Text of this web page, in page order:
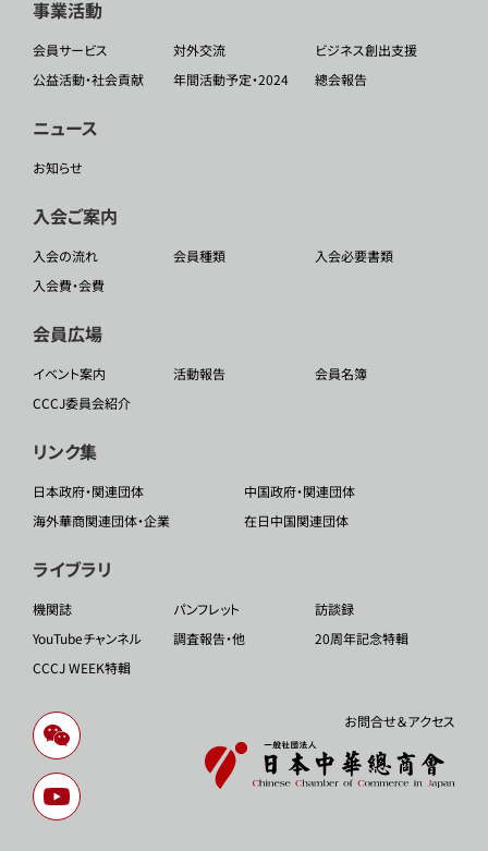
事業活動
会員サービス 対外交流
ビジネス創出支援
公益活動・社会貢献
年間活動予定・2024 總会報告
ニュース
お知らせ
入会ご案内
入会の流れ 会員種類
入会必要書類
入会費・会費
会員広場
イベント案内 活動報告
会員名簿
CCCJ委員会紹介
リンク集
日本政府・関連団体
中国政府・関連団体
海外華商関連団体・企業
在日中国関連団体
ライブラリ
機関誌 パンフレット
訪談録
YouTubeチャンネル
調査報告・他
20周年記念特輯
CCCJ WEEK特輯
お問合せ＆アクセス